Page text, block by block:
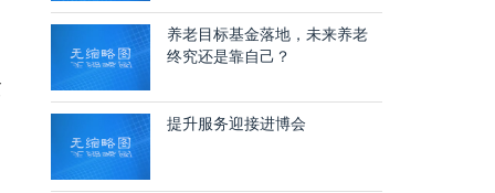
养老目标基金落地，未来养老
终究还是靠自己？
提升服务迎接进博会